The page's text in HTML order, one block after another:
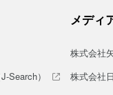
Search）
メディ
株式会社
株式会社